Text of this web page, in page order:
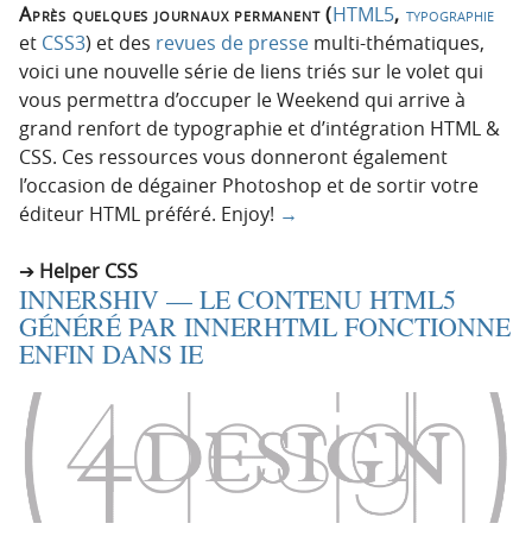
Après quelques journaux permanent (HTML5, typographie
et CSS3) et des revues de presse multi-thématiques,
voici une nouvelle série de liens triés sur le volet qui
vous permettra d’occuper le Weekend qui arrive à
grand renfort de typographie et d’intégration HTML &
CSS. Ces ressources vous donneront également
l’occasion de dégainer Photoshop et de sortir votre
éditeur HTML préféré. Enjoy! →
Helper CSS
INNERSHIV — LE CONTENU HTML5
GÉNÉRÉ PAR INNERHTML FONCTIONNE
ENFIN DANS IE